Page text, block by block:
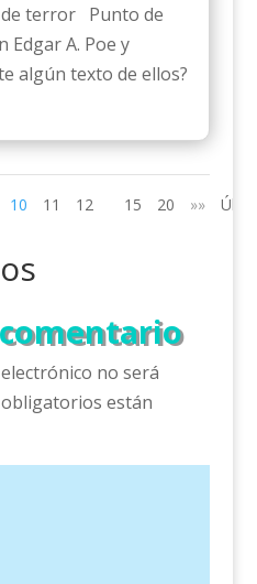
de terror Punto de
Edgar A. Poe y
algún texto de ellos?
10 11 12 15 20 »»
no será
están